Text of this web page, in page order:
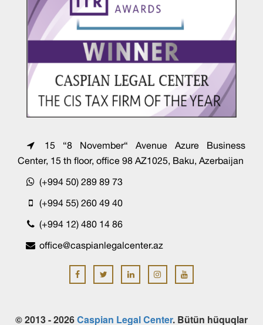
15 “8 November“ Avenue Azure Business
Center, 15 th floor, office 98 AZ1025, Baku, Azerbaijan
(+994 50) 289 89 73
(+994 55) 260 49 40
(+994 12) 480 14 86
office@caspianlegalcenter.az
© 2013 - 2026Caspian Legal Center. Bütün hüquqlar